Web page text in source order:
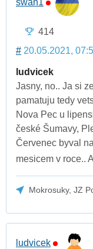
swan1
414
# 20.05.2021,
ludvicek
Jasny, no.. Ja si
pamatuju tedy
Nova Pec u
české Šumavy,
Červenec byval
mesicem v roce..
Mokrosuky, JZ
ludvicek